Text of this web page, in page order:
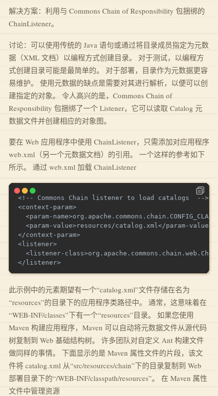
解决方案：利用与 Commons Chain of Responsibility 包捆绑的
ChainListener。
讨论：可以使用传统的 Java 语句或通过将目录成员指定为元数
据（XML 文档）以编程方式创建目录。 对于测试，以编程方
式创建目录可能是最简单的。 对于部署，目录作为元数据更容
易维护。 使用元数据的缺点是需要对其进行解析，以便可以创
建指定的对象。 令人高兴的是，Commons Chain of
Responsibility 包捆绑了一个 Listener，它可以读取 Catalog 元
数据文件并创建相应的对象图。
要在 Web 应用程序中使用 ChainListener，只需添加对应用程序
web.xml（另一个元数据文档）的引用。 一个这样的参考如下
所示。 通过 web.xml 加载 ChainListener
<!-- Commons Chain listener to load catalogs  -->
<context-param>
<param-
  <param-value>resources/catalog.xml</param-value>
</context-param>
<listener>
<listener-
此示例中的元素期望有一个“catalog.xml”文件存储在名为
“resources”的目录下的应用程序类路径中。 通常，这意味着在
“WEB-INF/classes”下有一个“resources”目录。 如果您使用
Maven 构建应用程序，Maven 可以自动将元数据文件从源代码
树复制到 Web 基础结构树。 许多团队对自定义 Ant 构建文件
做同样的事情。 下面显示的是 Maven 属性文件的片段，该文
件将 catalog.xml 从“src/resources/chain”下的目录复制到 Web
部署目录下的“/WEB-INF/classpath/resources”。 在 Maven 属性
文件中管理资源